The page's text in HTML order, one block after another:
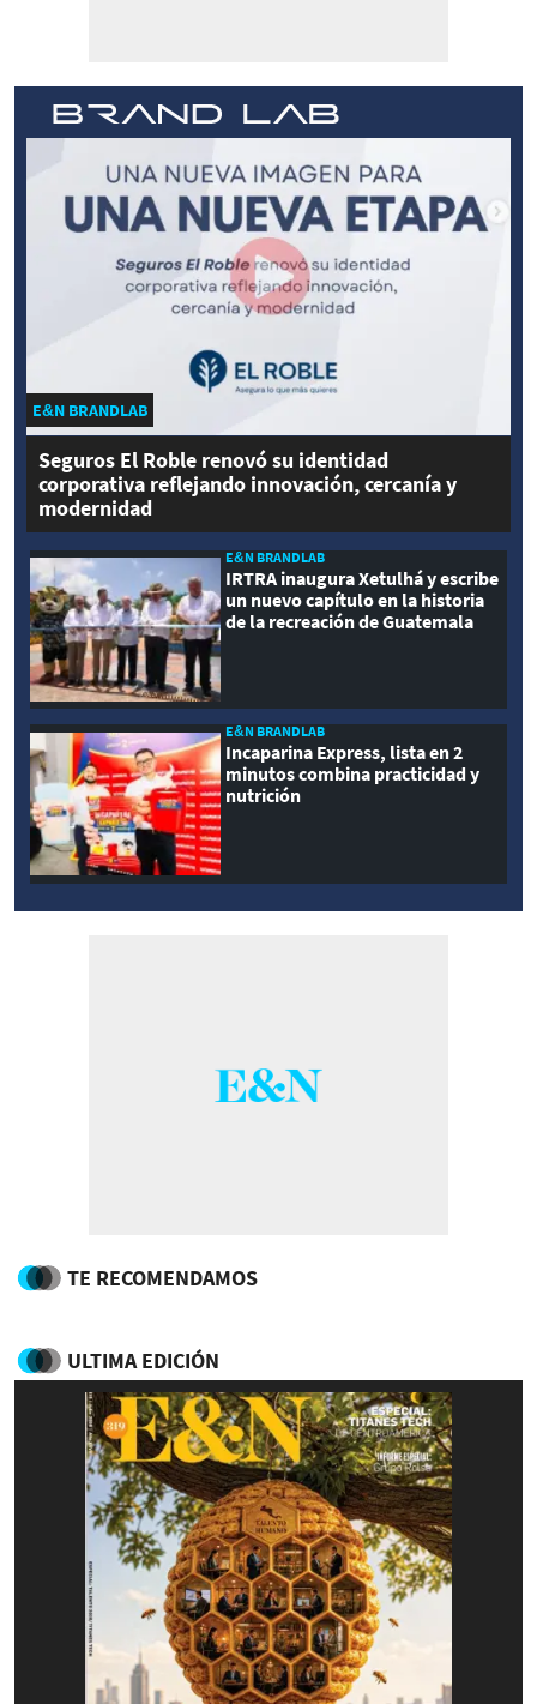
E&N BRANDLAB
Seguros El Roble renovó su identidad
corporativa reflejando innovación, cercanía y
modernidad
E&N BRANDLAB
IRTRA inaugura Xetulhá y escribe
un nuevo capítulo en la historia
de la recreación de Guatemala
E&N BRANDLAB
Incaparina Express, lista en 2
minutos combina practicidad y
nutrición
TE RECOMENDAMOS
ULTIMA EDICIÓN